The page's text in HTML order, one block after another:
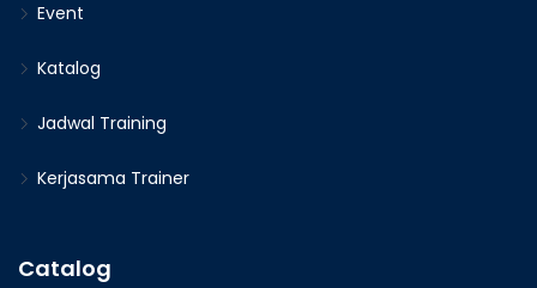
Event
Katalog
Jadwal Training
Kerjasama Trainer
Catalog